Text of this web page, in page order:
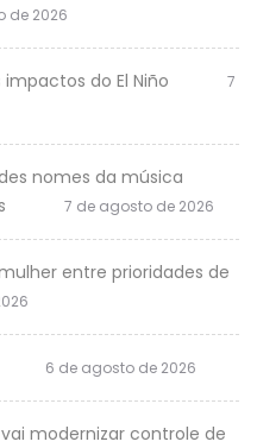
de 2026
do El Niño
7
nomes da música
7 de agosto de 2026
entre prioridades de
6 de agosto de 2026
modernizar controle de